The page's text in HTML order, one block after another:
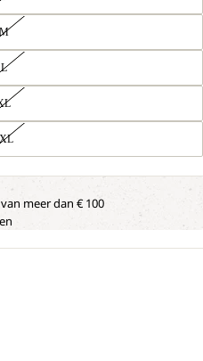
M
L
meer dan € 100